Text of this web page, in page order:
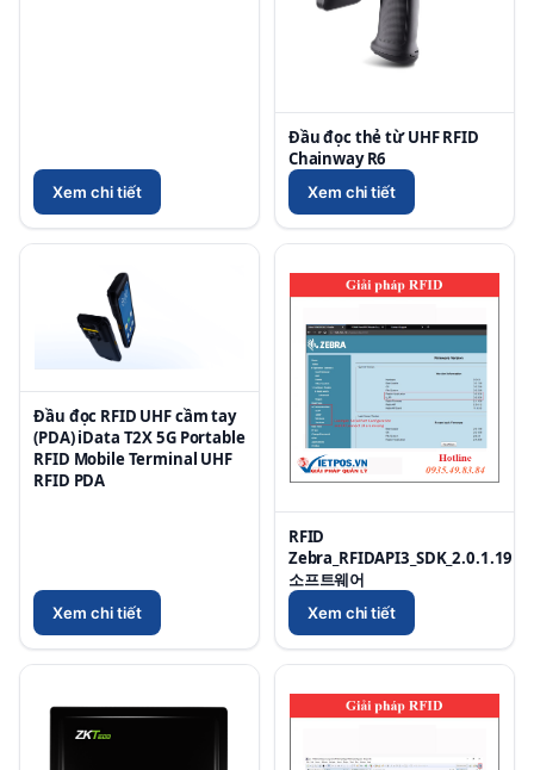
Xem chi tiết
Đầu đọc thẻ từ UHF RFID
Chainway R6
Xem chi tiết
Đầu đọc RFID UHF cầm tay
(PDA) iData T2X 5G Portable
RFID Mobile Terminal UHF
RFID PDA
Xem chi tiết
RFID
Zebra_RFIDAPI3_SDK_2.0.1.19
소프트웨어
Xem chi tiết